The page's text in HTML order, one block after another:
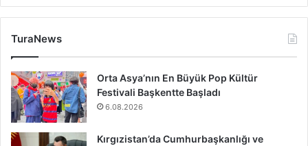
TuraNews
Orta Asya’nın En Büyük Pop Kültür
Festivali Başkentte Başladı
6.08.2026
Kırgızistan’da Cumhurbaşkanlığı ve